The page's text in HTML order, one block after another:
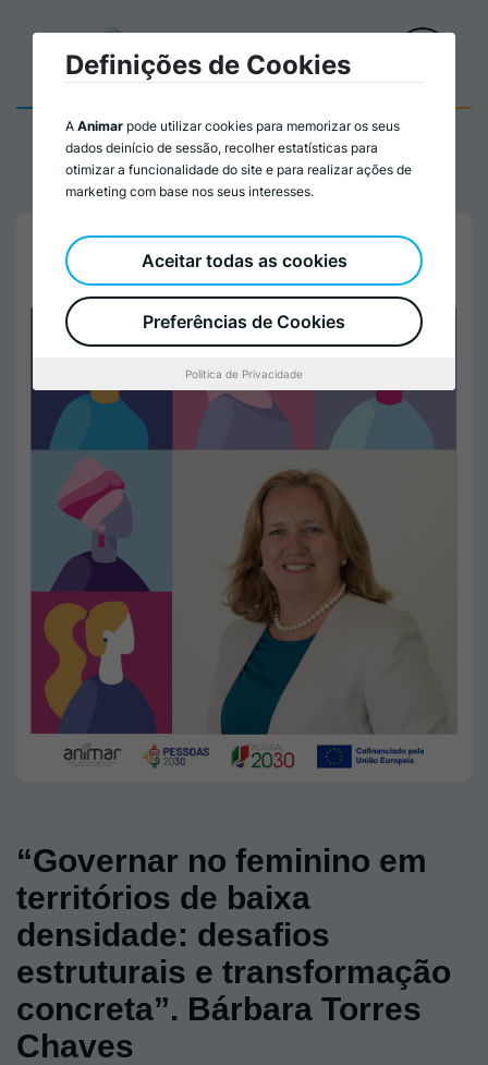
“Governar no feminino em
territórios de baixa
densidade: desafios
estruturais e transformação
concreta”. Bárbara Torres
Chaves
Definições de Cookies
A Animar pode utilizar cookies para memorizar os seus
dados deinício de sessão, recolher estatísticas para
otimizar a funcionalidade do site e para realizar ações de
marketing com base nos seus interesses.
Preferências de Cookies
Aceitar todas as cookies
Política de Privacidade